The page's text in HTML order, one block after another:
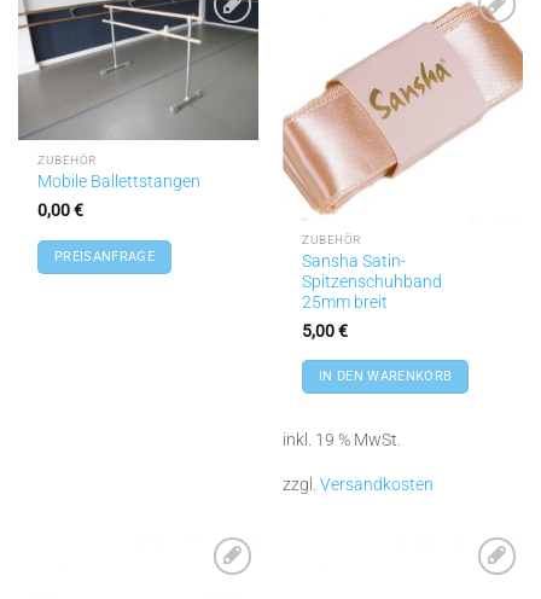
Zu
Wunschliste
hinzufügen
ZUBEHÖR
Mobile Ballettstangen
0,00€
PREISANFRAGE
Zu
Wunschliste
hinzufügen
ZUBEHÖR
Sansha Satin-
Spitzenschuhband
25mm breit
5,00€
IN DEN WARENKORB
inkl. 19 % MwSt.
zzgl. Versandkosten